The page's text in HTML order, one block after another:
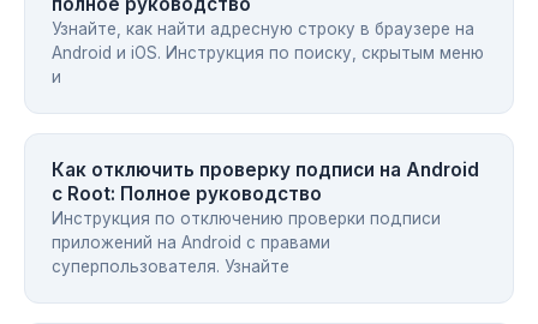
Узнайте, как найти адресную строку в браузере на
Android и iOS. Инструкция по поиску, скрытым меню
и
Как отключить проверку подписи на Android
с Root: Полное руководство
Инструкция по отключению проверки подписи
приложений на Android с правами
суперпользователя. Узнайте